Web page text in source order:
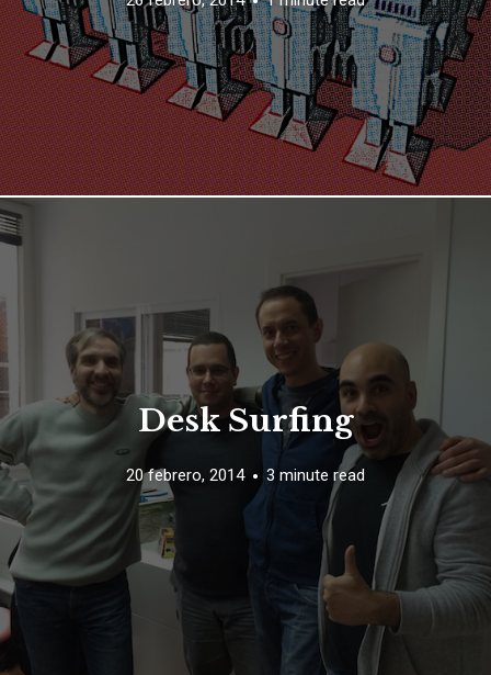
Desk Surfing
20 febrero, 2014 3 minute read